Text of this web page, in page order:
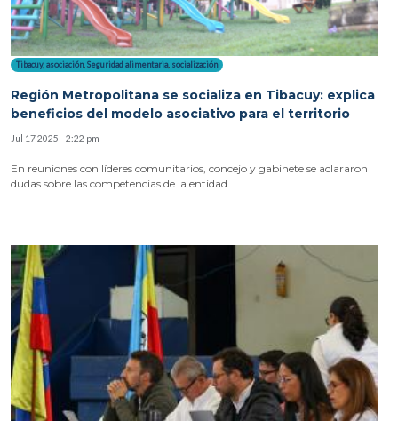
Tibacuy,asociación,Seguridad alimentaria, socialización
Región Metropolitana se socializa en Tibacuy: explica
beneficios del modelo asociativo para el territorio
Jul 17 2025 - 2:22 pm
En reuniones con líderes comunitarios, concejo y gabinete se aclararon
dudas sobre las competencias de la entidad.